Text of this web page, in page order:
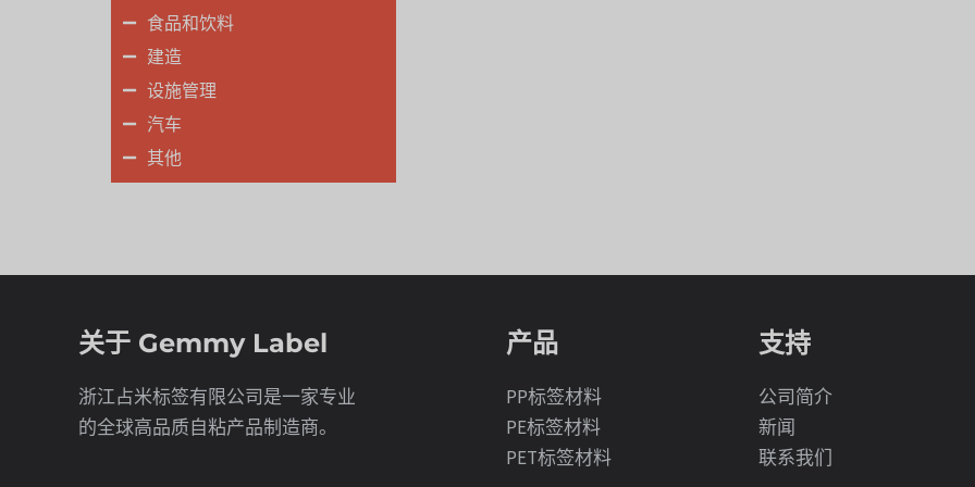
食品和饮料
建造
设施管理
汽车
其他
关于 Gemmy Label
浙江占米标签有限公司是一家专业
的全球高品质自粘产品制造商。
产品
PP标签材料
PE标签材料
PET标签材料
支持
公司简介
新闻
联系我们